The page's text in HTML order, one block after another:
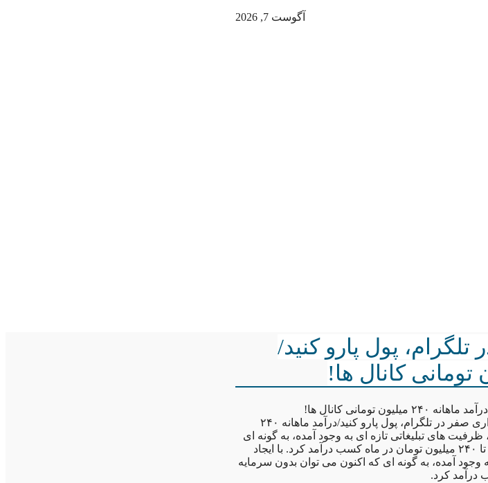
آگوست 7, 2026
پول پارو کنید/
تومانی کانال ها!
فراگیرترین رسانه آنلاین در کشور با سرمایه گذاری صفر در تلگرام، پول پارو کنید/درآمد ماهانه ۲۴۰
ظرفیت های تبلیغاتی تازه ای به وجود آمده، به گونه ای
که اکنون می توان بدون سرمایه گذاری خاصی، تا ۲۴۰ میلیون تومان در ماه کسب درآمد کرد. با ایجاد
وجود آمده، به گونه ای که اکنون می توان بدون سرمایه